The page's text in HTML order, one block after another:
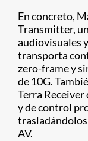
En concreto,
Transmitter,
audiovisuales
transporta
zero-frame y
de 10G.
Terra
y de control
AV.